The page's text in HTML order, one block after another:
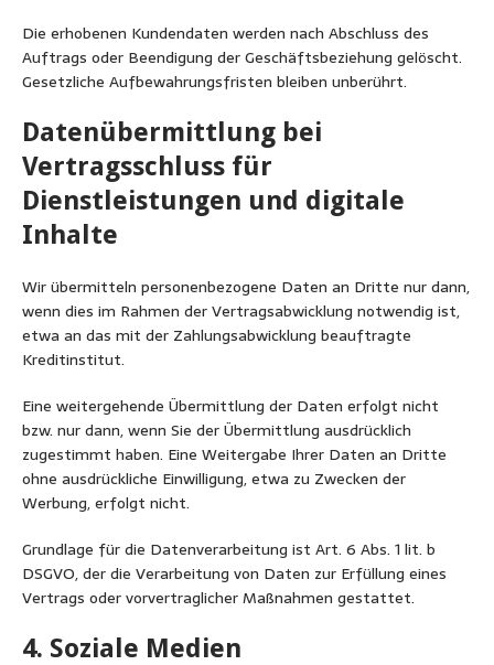
Die erhobenen Kundendaten werden nach Abschluss des
Auftrags oder Beendigung der Geschäftsbeziehung gelöscht.
Gesetzliche Aufbewahrungsfristen bleiben unberührt.
Datenübermittlung bei
Vertragsschluss für
Dienstleistungen und digitale
Inhalte
Wir übermitteln personenbezogene Daten an Dritte nur dann,
wenn dies im Rahmen der Vertragsabwicklung notwendig ist,
etwa an das mit der Zahlungsabwicklung beauftragte
Kreditinstitut.
Eine weitergehende Übermittlung der Daten erfolgt nicht
bzw. nur dann, wenn Sie der Übermittlung ausdrücklich
zugestimmt haben. Eine Weitergabe Ihrer Daten an Dritte
ohne ausdrückliche Einwilligung, etwa zu Zwecken der
Werbung, erfolgt nicht.
Grundlage für die Datenverarbeitung ist Art. 6 Abs. 1 lit. b
DSGVO, der die Verarbeitung von Daten zur Erfüllung eines
Vertrags oder vorvertraglicher Maßnahmen gestattet.
4. Soziale Medien